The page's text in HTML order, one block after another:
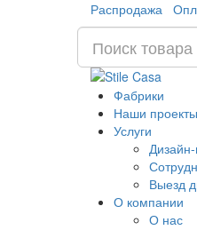
Распродажа
Фабрики
Наши проекты
Услуги
Выезд
О компании
О нас